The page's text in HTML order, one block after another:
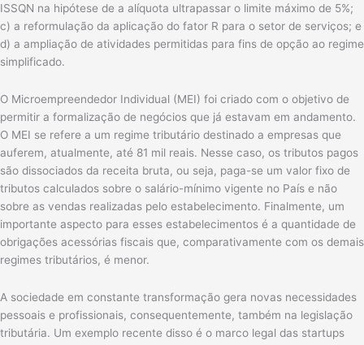
ISSQN na hipótese de a alíquota ultrapassar o limite máximo de 5%;
c) a reformulação da aplicação do fator R para o setor de serviços; e
d) a ampliação de atividades permitidas para fins de opção ao regime
simplificado.
O Microempreendedor Individual (MEI) foi criado com o objetivo de
permitir a formalização de negócios que já estavam em andamento.
O MEI se refere a um regime tributário destinado a empresas que
auferem, atualmente, até 81 mil reais. Nesse caso, os tributos pagos
são dissociados da receita bruta, ou seja, paga-se um valor fixo de
tributos calculados sobre o salário-mínimo vigente no País e não
sobre as vendas realizadas pelo estabelecimento. Finalmente, um
importante aspecto para esses estabelecimentos é a quantidade de
obrigações acessórias fiscais que, comparativamente com os demais
regimes tributários, é menor.
A sociedade em constante transformação gera novas necessidades
pessoais e profissionais, consequentemente, também na legislação
tributária. Um exemplo recente disso é o marco legal das startups